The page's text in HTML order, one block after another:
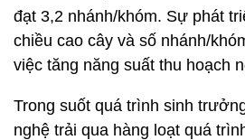
đạt 3,2 nhánh/khóm. Sự phát
chiều cao cây và số nhánh/
việc tăng năng suất thu hoạch
Trong suốt quá trình sinh
nghệ trải qua hàng loạt quá